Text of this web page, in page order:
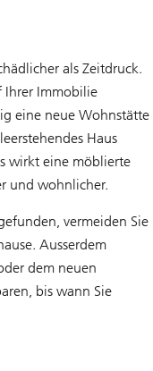
als Zeitdruck.
Ihrer Immobilie
eine neue Wohnstätte
Haus
wirkt eine möblierte
und wohnlicher.
vermeiden Sie
Ausserdem
dem neuen
bis wann Sie